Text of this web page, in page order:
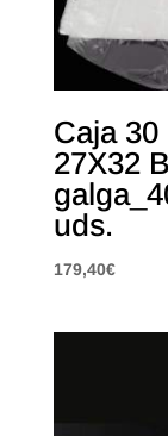
Caja
27X32
uds.
179,40€